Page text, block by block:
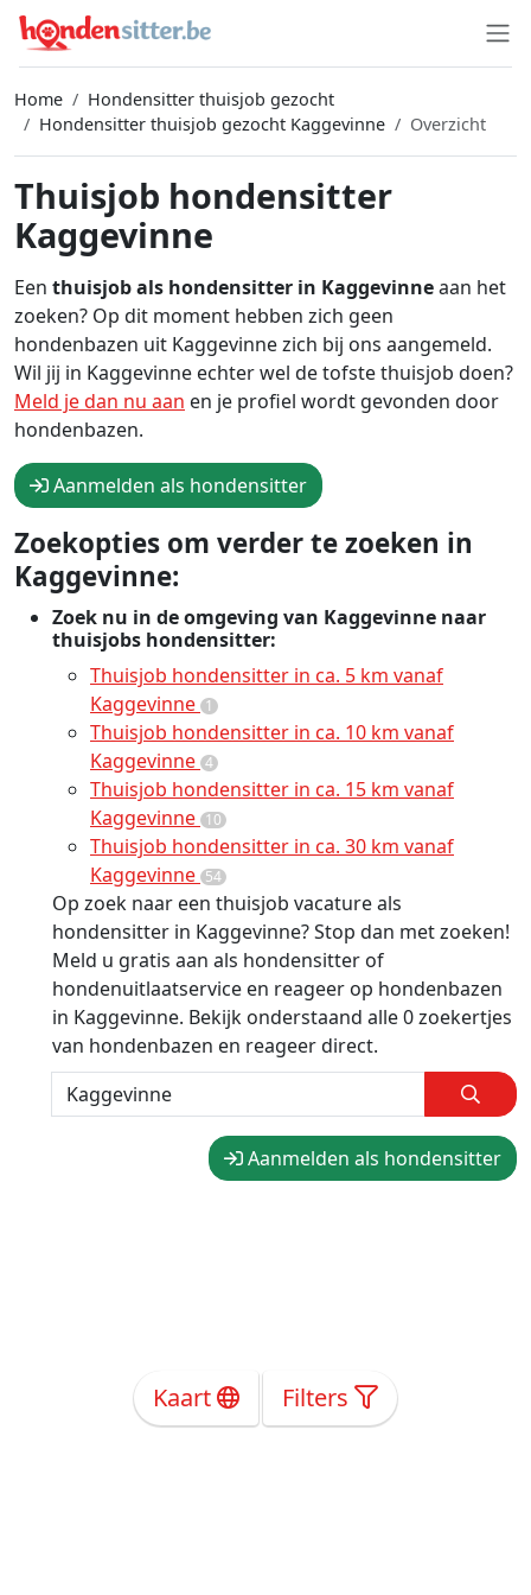
Home
Hondensitter thuisjob gezocht
Hondensitter thuisjob gezocht Kaggevinne
Overzicht
Thuisjob hondensitter
Kaggevinne
Een thuisjob als hondensitter in Kaggevinneaan het
zoeken? Op dit moment hebben zich geen
hondenbazen uit Kaggevinne zich bij ons aangemeld.
Wil jij in Kaggevinne echter wel de tofste thuisjob doen?
Meld je dan nu aan en je profiel wordt gevonden door
hondenbazen.
Aanmelden als hondensitter
Zoekopties om verder te zoeken in
Kaggevinne:
Zoek nu in de omgeving van Kaggevinne naar
thuisjobs hondensitter:
Thuisjob hondensitter in ca. 5 km vanaf
Kaggevinne 1
Thuisjob hondensitter in ca. 10 km vanaf
Kaggevinne 4
Thuisjob hondensitter in ca. 15 km vanaf
Kaggevinne 10
Thuisjob hondensitter in ca. 30 km vanaf
Kaggevinne 54
Op zoek naar een thuisjob vacature als
hondensitter in Kaggevinne? Stop dan met zoeken!
Meld u gratis aan als hondensitter of
hondenuitlaatservice en reageer op hondenbazen
in Kaggevinne. Bekijk onderstaand alle 0 zoekertjes
van hondenbazen en reageer direct.
Aanmelden als hondensitter
Kaart Filters